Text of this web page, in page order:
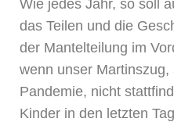
Wie jedes Jahr, so soll
das Teilen und die
der Mantelteilung im
wenn unser Martinszug,
Pandemie, nicht
Kinder in den letzten